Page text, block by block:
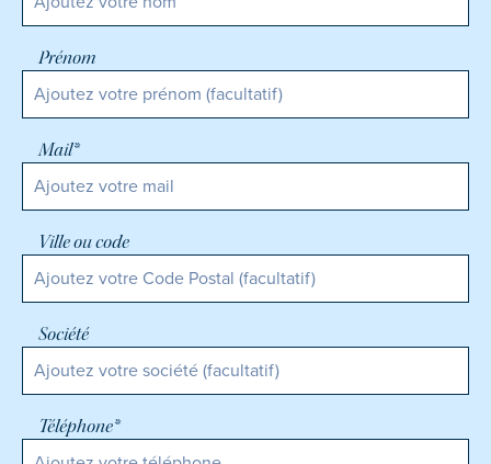
Prénom
Mail*
Ville ou code
Société
Téléphone*